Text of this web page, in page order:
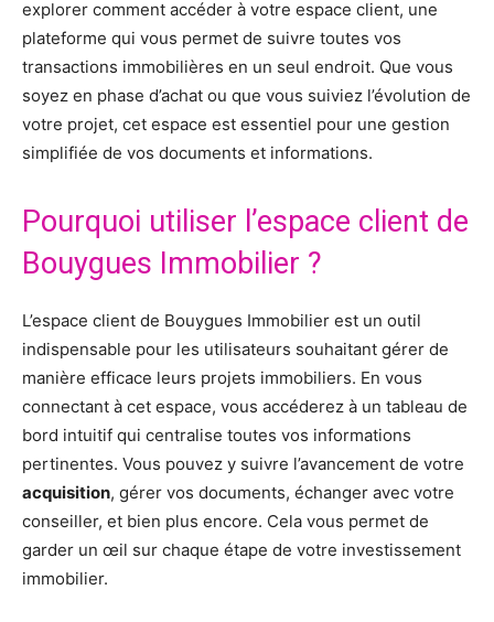
explorer comment accéder à votre espace client, une
plateforme qui vous permet de suivre toutes vos
transactions immobilières en un seul endroit. Que vous
soyez en phase d’achat ou que vous suiviez l’évolution de
votre projet, cet espace est essentiel pour une gestion
simplifiée de vos documents et informations.
Pourquoi utiliser l’espace client de
Bouygues Immobilier ?
L’espace client de Bouygues Immobilier est un outil
indispensable pour les utilisateurs souhaitant gérer de
manière efficace leurs projets immobiliers. En vous
connectant à cet espace, vous accéderez à un tableau de
bord intuitif qui centralise toutes vos informations
pertinentes. Vous pouvez y suivre l’avancement de votre
acquisition, gérer vos documents, échanger avec votre
conseiller, et bien plus encore. Cela vous permet de
garder un œil sur chaque étape de votre investissement
immobilier.